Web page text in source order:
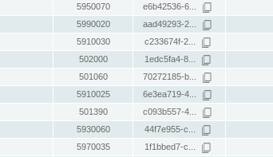
5950070 e6b42536-6...
5990020 aad49293-2...
5910030 c233674f-2...
502000 1edc5fa4-8...
501060 70272185-b...
5910025 6e3ea719-4...
501390 c093b557-4...
5930060 44f7e955-c...
5970035 1f1bbed7-c...